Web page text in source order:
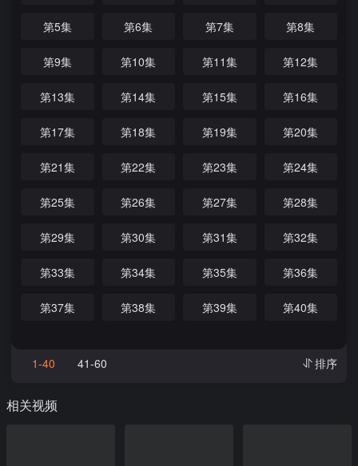
第5集 第6集 第7集 第8集
第9集 第10集 第11集 第12集
第13集 第14集 第15集 第16集
第17集 第18集 第19集 第20集
第21集 第22集 第23集 第24集
第25集 第26集 第27集 第28集
第29集 第30集 第31集 第32集
第33集 第34集 第35集 第36集
第37集 第38集 第39集 第40集
1-40 41-60 排序
相关视频